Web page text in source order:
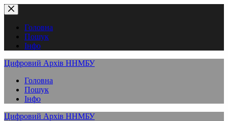
Перейти
до
вмістуГоловна
Пошук
Інфо
Цифровий Архів ННМБУ
Головна
Пошук
Інфо
Цифровий Архів ННМБУ